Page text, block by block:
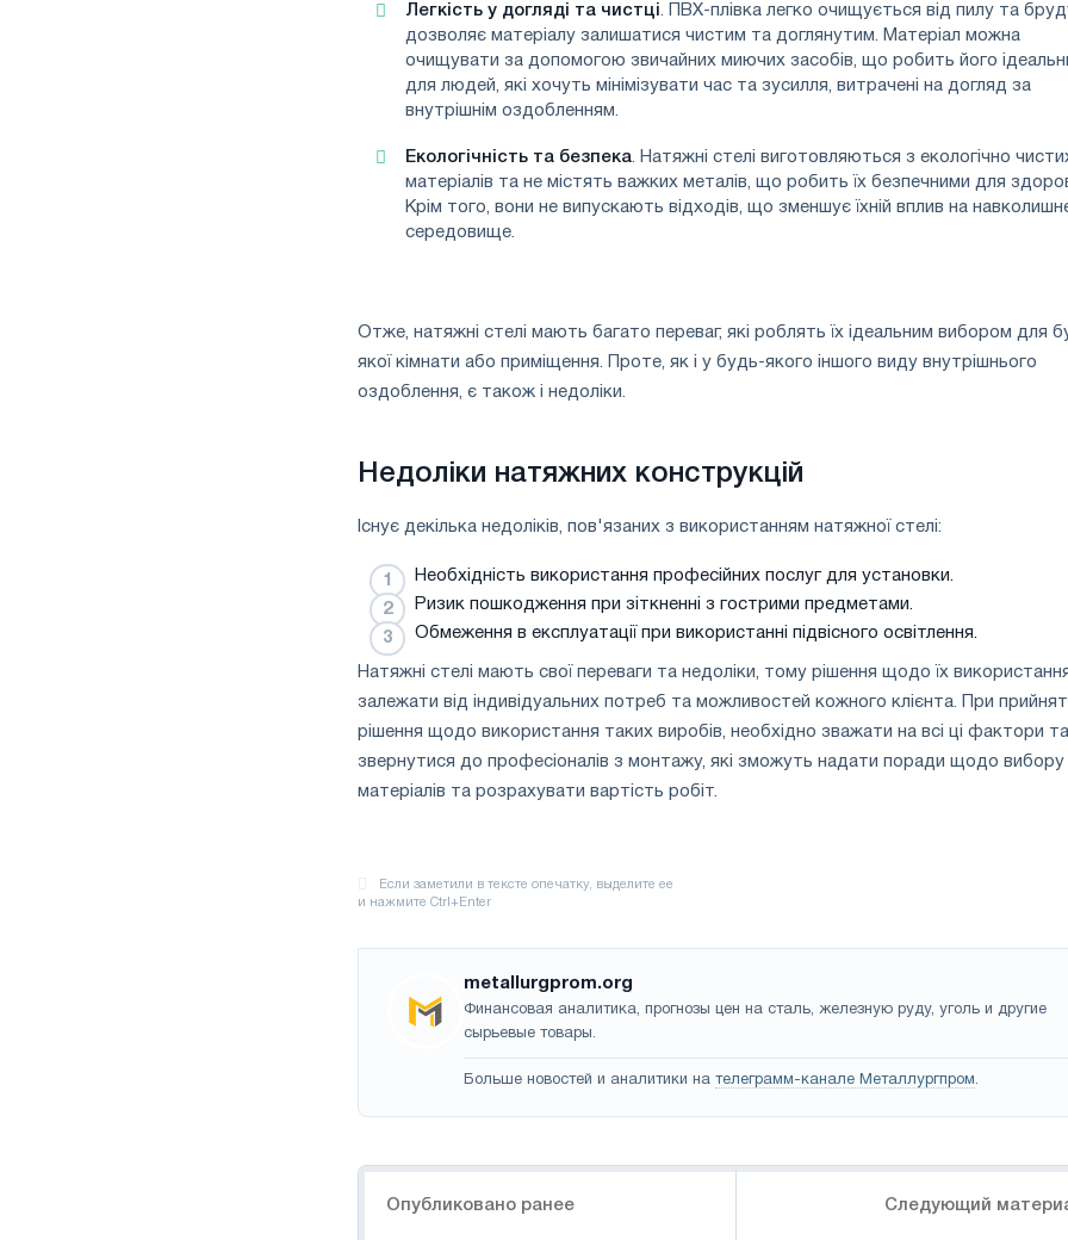
Легкість у догляді та чистці. ПВХ-плівка легко очищується від пилу та
дозволяє матеріалу залишатися чистим та доглянутим. Матеріал можна
очищувати за допомогою звичайних миючих засобів, що робить його
для людей, які хочуть мінімізувати час та зусилля, витрачені на догляд за
внутрішнім оздобленням.
Екологічність та безпека. Натяжні стелі виготовляються з екологічно
матеріалів та не містять важких металів, що робить їх безпечними для
Крім того, вони не випускають відходів, що зменшує їхній вплив на
середовище.
Отже, натяжні стелі мають багато переваг, які роблять їх ідеальним вибором для
якої кімнати або приміщення. Проте, як і у будь-якого іншого виду внутрішнього
оздоблення, є також і недоліки.
Недоліки натяжних конструкцій
Існує декілька недоліків, пов'язаних з використанням натяжної стелі:
Необхідність використання професійних послуг для установки.
Ризик пошкодження при зіткненні з гострими предметами.
Обмеження в експлуатації при використанні підвісного освітлення.
Натяжні стелі мають свої переваги та недоліки, тому рішення щодо їх
залежати від індивідуальних потреб та можливостей кожного клієнта. При
рішення щодо використання таких виробів, необхідно зважати на всі ці фактори та
звернутися до професіоналів з монтажу, які зможуть надати поради щодо вибору
матеріалів та розрахувати вартість робіт.
metallurgprom.org
Финансовая аналитика, прогнозы цен на сталь, железную руду, уголь и другие
сырьевые товары.
Больше новостей и аналитики на телеграмм-канале Металлургпром.
Опубликовано ранее
Следующий